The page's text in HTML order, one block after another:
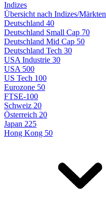
Indizes
Übersicht nach Indizes/Märkten
Deutschland 40
Deutschland Small Cap 70
Deutschland Mid Cap 50
Deutschland Tech 30
USA Industrie 30
USA 500
US Tech 100
Eurozone 50
FTSE-100
Schweiz 20
Österreich 20
Japan 225
Hong Kong 50